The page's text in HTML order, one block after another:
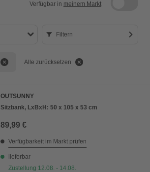
Verfügbar in meinem Markt
Filtern
Alle zurücksetzen
OUTSUNNY
Sitzbank, LxBxH: 50 x 105 x 53 cm
89,99 €
Verfügbarkeit im Markt prüfen
lieferbar
Zustellung 12.08. - 14.08.